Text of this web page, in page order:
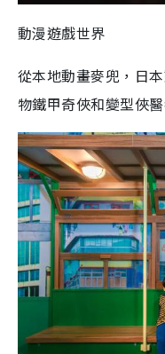
動漫遊戲世界
從本地動畫麥兜，日
物鐵甲奇俠和變型俠